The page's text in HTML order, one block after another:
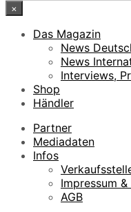
×
Das Magazin
News
News
Interviews,
Shop
Händler
Partner
Mediadaten
Infos
Impressum
AGB